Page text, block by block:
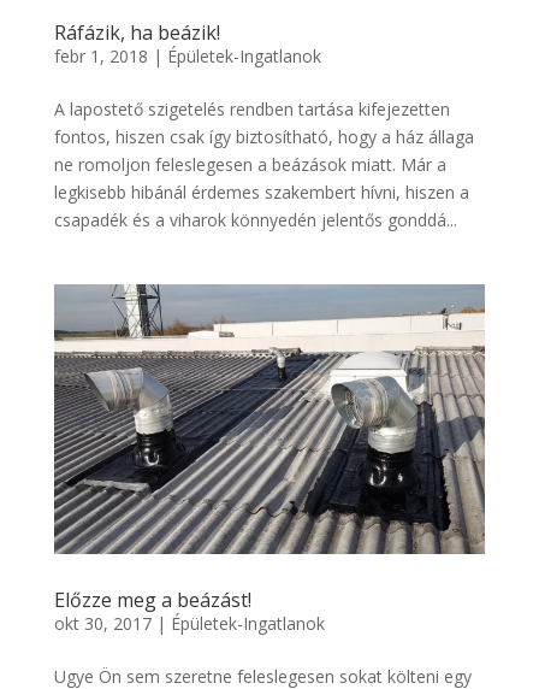
Ráfázik, ha beázik!
febr 1, 2018 | Épületek-Ingatlanok
A lapostető szigetelés rendben tartása kifejezetten
fontos, hiszen csak így biztosítható, hogy a ház állaga
ne romoljon feleslegesen a beázások miatt. Már a
legkisebb hibánál érdemes szakembert hívni, hiszen a
csapadék és a viharok könnyedén jelentős gonddá...
Előzze meg a beázást!
okt 30, 2017| Épületek-Ingatlanok
Ugye Ön sem szeretne feleslegesen sokat költeni egy